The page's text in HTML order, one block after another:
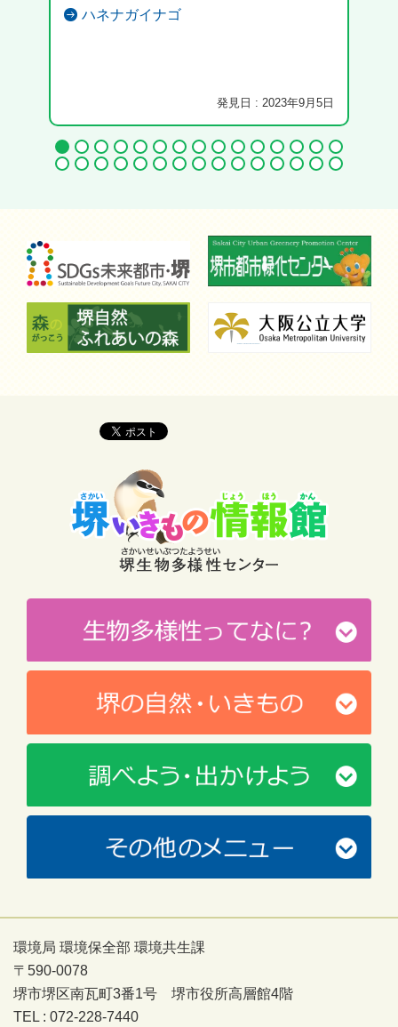
ハネナガイナゴ
発見日 : 2023年9月5日
環境局 環境保全部 環境共生課
〒590-0078
堺市堺区南瓦町3番1号 堺市役所高層館4階
TEL : 072-228-7440